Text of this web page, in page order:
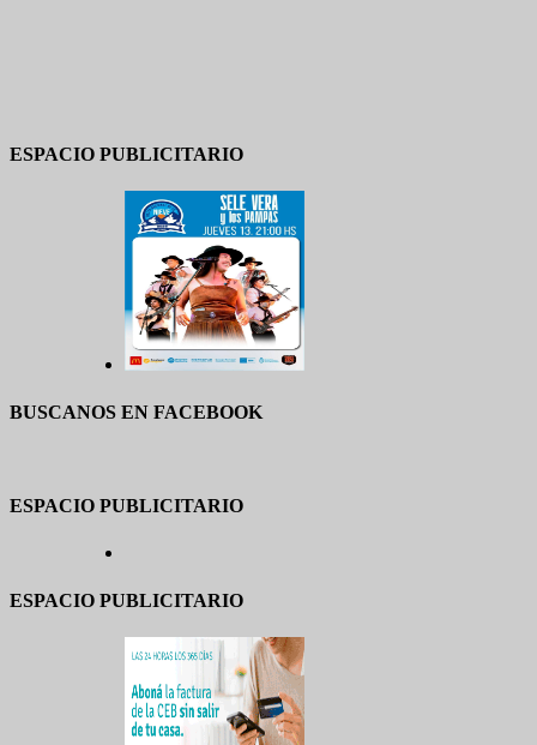
ESPACIO PUBLICITARIO
BUSCANOS EN FACEBOOK
ESPACIO PUBLICITARIO
ESPACIO PUBLICITARIO